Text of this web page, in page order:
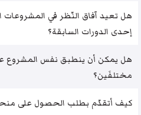
هل تعيد آفاق النّظر في المشروعات
إحدى الدورات السابقة؟
هل يمكن أن ينطبق نفس المشروع
مختلفَين؟
كيف أتقدّم بطلب الحصول على